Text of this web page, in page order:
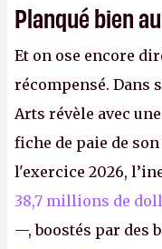
Planqué bien
Et on ose encore
récompensé. Dans
Arts révèle avec
fiche de paie de
l'exercice 2026,
38,7 millions de
—, boostés par des